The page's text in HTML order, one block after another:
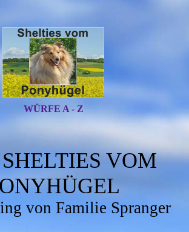
WÜRFE A - Z
VOM
von Familie Spranger